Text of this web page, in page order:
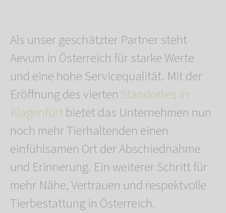
Als unser geschätzter Partner steht
Aevum in Österreich für starke Werte
und eine hohe Servicequalität. Mit der
Eröffnung des vierten Standortes in
Klagenfurtbietet das Unternehmen nun
noch mehr Tierhaltenden einen
einfühlsamen Ort der Abschiednahme
und Erinnerung. Ein weiterer Schritt für
mehr Nähe, Vertrauen und respektvolle
Tierbestattung in Österreich.